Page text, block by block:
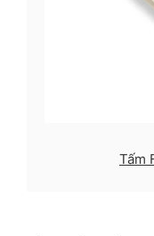
Tấm